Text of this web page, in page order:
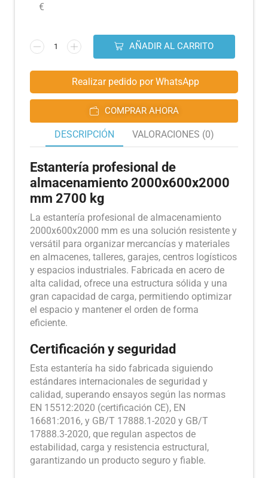
€
AÑADIR AL CARRITO
Realizar pedido por WhatsApp
COMPRAR AHORA
DESCRIPCIÓN VALORACIONES (0)
Estantería profesional de
almacenamiento 2000x600x2000
mm 2700 kg
La estantería profesional de almacenamiento
2000x600x2000 mm es una solución resistente y
versátil para organizar mercancías y materiales
en almacenes, talleres, garajes, centros logísticos
y espacios industriales. Fabricada en acero de
alta calidad, ofrece una estructura sólida y una
gran capacidad de carga, permitiendo optimizar
el espacio y mantener el orden de forma
eficiente.
Certificación y seguridad
Esta estantería ha sido fabricada siguiendo
estándares internacionales de seguridad y
calidad, superando ensayos según las normas
EN 15512:2020 (certificación CE), EN
16681:2016, y GB/T 17888.1-2020 y GB/T
17888.3-2020, que regulan aspectos de
estabilidad, carga y resistencia estructural,
garantizando un producto seguro y fiable.